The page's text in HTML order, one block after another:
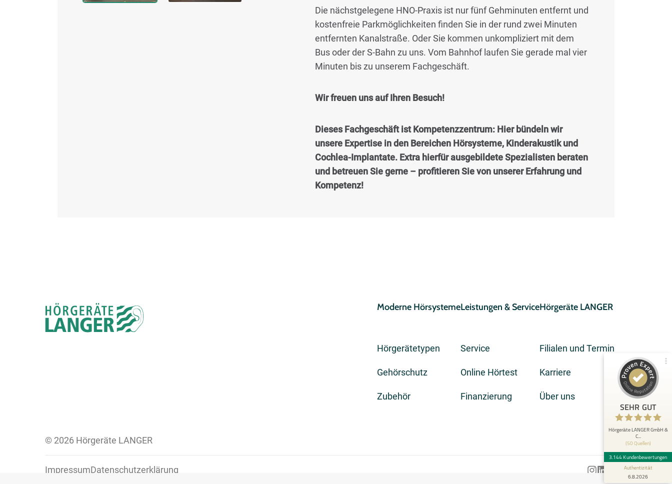
Die nächstgelegene HNO-Praxis ist nur fünf Gehminuten entfernt und
kostenfreie Parkmöglichkeiten finden Sie in der rund zwei Minuten
entfernten Kanalstraße. Oder Sie kommen unkompliziert mit dem
Bus oder der S-Bahn zu uns. Vom Bahnhof laufen Sie gerade mal vier
Minuten bis zu unserem Fachgeschäft.
Wir freuen uns auf Ihren Besuch!
Dieses Fachgeschäft ist Kompetenzzentrum: Hier bündeln wir
unsere Expertise in den Bereichen Hörsysteme, Kinderakustik und
Cochlea-Implantate. Extra hierfür ausgebildete Spezialisten beraten
und betreuen Sie gerne – profitieren Sie von unserer Erfahrung und
Kompetenz!
Moderne Hörsysteme
Hörgerätetypen
Gehörschutz
Zubehör
Leistungen & Service
Service
Online Hörtest
Finanzierung
Hörgeräte LANGER
Filialen und Termin
Karriere
Über uns
© 2026 Hörgeräte LANGER
ImpressumDatenschutzerklärung
SEHR GUT
Hörgeräte LANGER GmbH &
C...
(50 Quellen)
3.144 Kundenbewertungen
Authentizität
6.8.2026
Kundenbewertungen und Erfahrungen zu
Hörgeräte LANGER GmbH & Co. KG
3.144
Bewertungen von 50
anderen Quellen
Blick aufs ProvenExpert-Profil werfen